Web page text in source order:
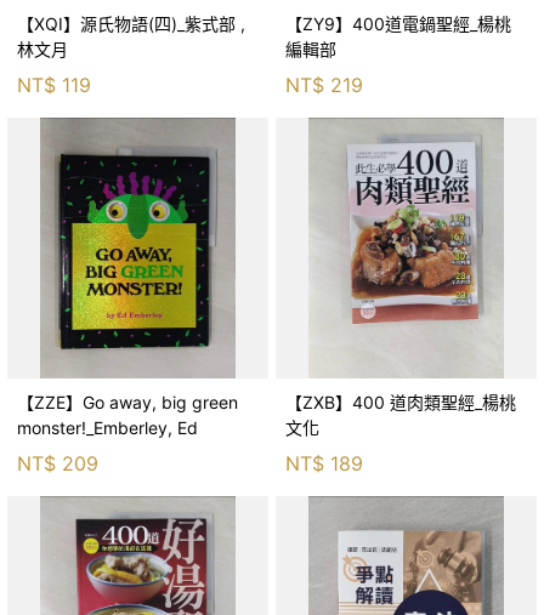
【XQI】源氏物語(四)_紫式部 ,
林文月
NT$ 119
【ZY9】400道電鍋聖經_楊桃
編輯部
NT$ 219
【ZZE】Go away, big green
monster!_Emberley, Ed
NT$ 209
【ZXB】400 道肉類聖經_楊桃
文化
NT$ 189